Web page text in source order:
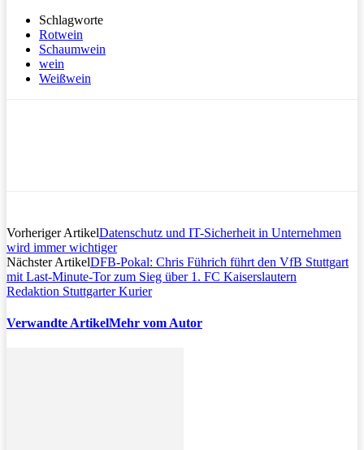
Schlagworte
Rotwein
Schaumwein
wein
Weißwein
Vorheriger ArtikelDatenschutz und IT-Sicherheit in Unternehmen
wird immer wichtiger
Nächster ArtikelDFB-Pokal: Chris Führich führt den VfB Stuttgart
mit Last-Minute-Tor zum Sieg über 1. FC Kaiserslautern
Redaktion Stuttgarter Kurier
Verwandte ArtikelMehr vom Autor